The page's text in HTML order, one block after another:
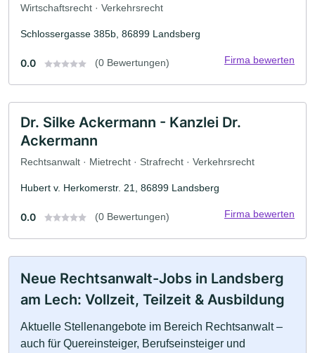
Wirtschaftsrecht · Verkehrsrecht
Schlossergasse 385b, 86899 Landsberg
0.0 (0 Bewertungen) Firma bewerten
Dr. Silke Ackermann - Kanzlei Dr.
Ackermann
Rechtsanwalt · Mietrecht · Strafrecht · Verkehrsrecht
Hubert v. Herkomerstr. 21, 86899 Landsberg
0.0 (0 Bewertungen) Firma bewerten
Neue Rechtsanwalt-Jobs in Landsberg
am Lech: Vollzeit, Teilzeit & Ausbildung
Aktuelle Stellenangebote im Bereich Rechtsanwalt –
auch für Quereinsteiger, Berufseinsteiger und